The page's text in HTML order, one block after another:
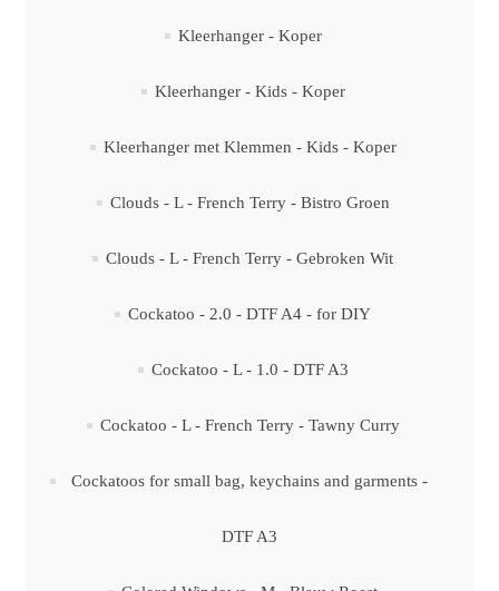
Kleerhanger - Koper
Kleerhanger - Kids - Koper
Kleerhanger met Klemmen - Kids - Koper
Clouds - L - French Terry - Bistro Groen
Clouds - L - French Terry - Gebroken Wit
Cockatoo - 2.0 - DTF A4 - for DIY
Cockatoo - L - 1.0 - DTF A3
Cockatoo - L - French Terry - Tawny Curry
Cockatoos for small bag, keychains and garments -
DTF A3